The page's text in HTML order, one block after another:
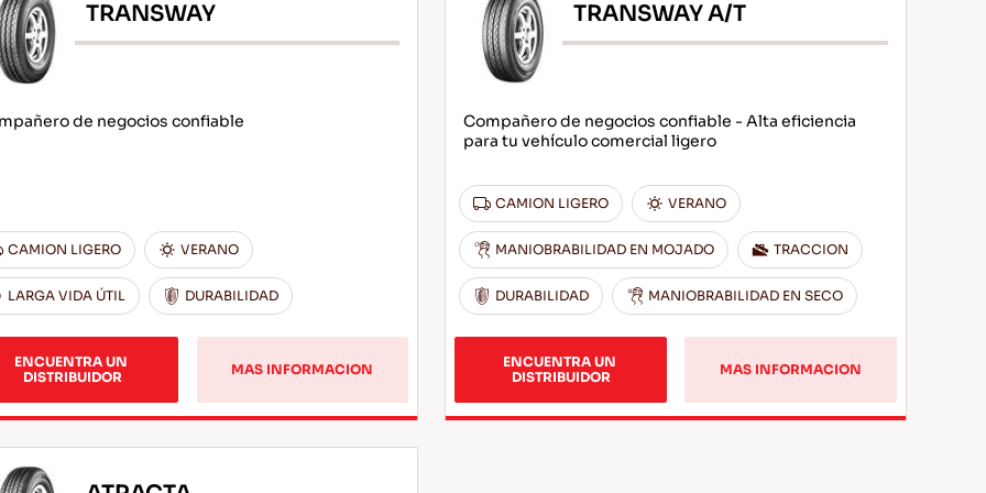
TRANSWAY
de negocios confiable
CAMION LIGERO VERANO
LARGA VIDA ÚTIL DURABILIDAD
ENCUENTRA UN
DISTRIBUIDOR
MAS INFORMACION
TRANSWAY A/T
Compañero de negocios confiable - Alta eficiencia
para tu vehículo comercial ligero
CAMION LIGERO VERANO
MANIOBRABILIDAD EN MOJADO TRACCION
DURABILIDAD MANIOBRABILIDAD EN SECO
ENCUENTRA UN
DISTRIBUIDOR
MAS INFORMACION